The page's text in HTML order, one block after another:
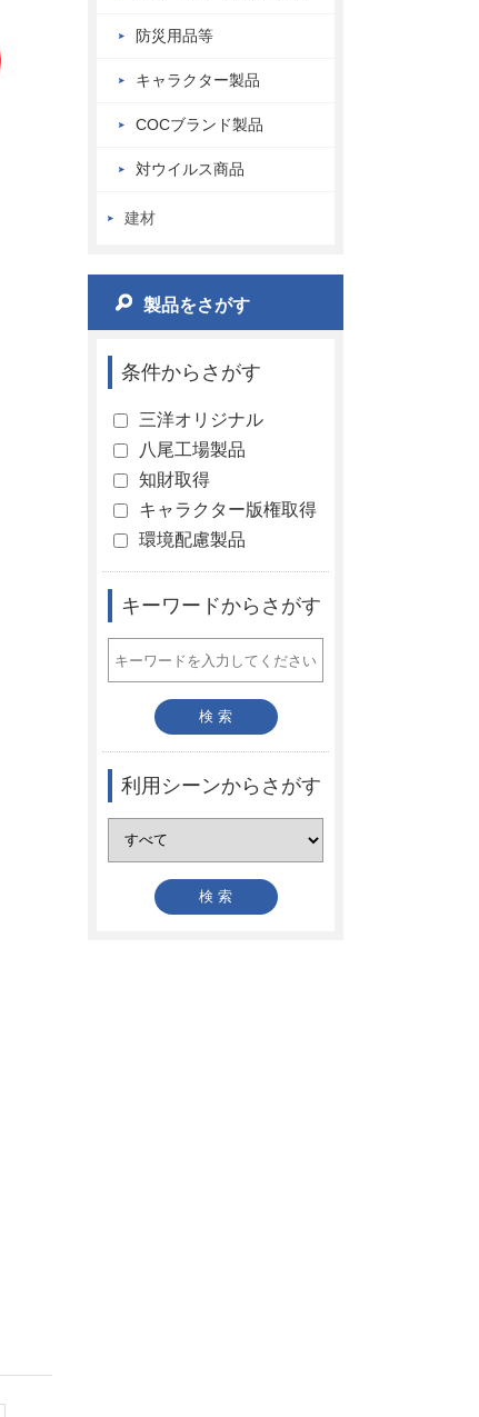
防災用品等
キャラクター製品
COCブランド製品
対ウイルス商品
建材
製品をさがす
条件からさがす
三洋オリジナル
八尾工場製品
知財取得
キャラクター版権取得
環境配慮製品
キーワードからさがす
利用シーンからさがす